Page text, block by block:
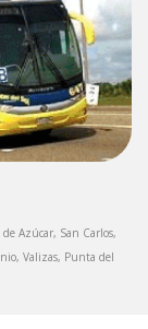
Azúcar, San Carlos,
Valizas, Punta del